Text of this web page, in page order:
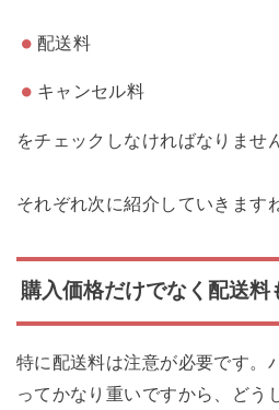
配送料
キャンセル料
をチェックしなければなりませ
それぞれ次に紹介していきます
購入価格だけでなく配送料
特に配送料は注意が必要です。
ってかなり重いですから、どう